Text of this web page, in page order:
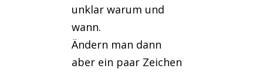
unklar warum und
wann.
Ändern man dann
aber ein paar Zeichen